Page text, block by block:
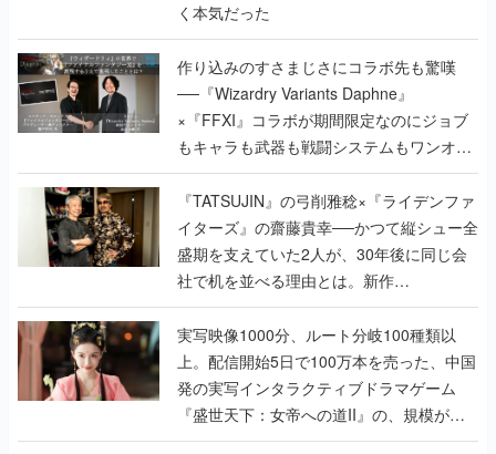
く本気だった
作り込みのすさまじさにコラボ先も驚嘆
──『Wizardry Variants Daphne』
×『FFXI』コラボが期間限定なのにジョブ
もキャラも武器も戦闘システムもワンオフ
で作り込まれた理由を両ディレクターに聞
く
『TATSUJIN』の弓削雅稔×『ライデンファ
イターズ』の齋藤貴幸──かつて縦シュー全
盛期を支えていた2人が、30年後に同じ会
社で机を並べる理由とは。新作
『TATSUJIN EXTREME』で初タッグを組
んだレジェンド2人に訊く開発秘話
実写映像1000分、ルート分岐100種類以
上。配信開始5日で100万本を売った、中国
発の実写インタラクティブドラマゲーム
『盛世天下：女帝への道II』の、規模が違
うこだわりをプロデューサーに聞いた